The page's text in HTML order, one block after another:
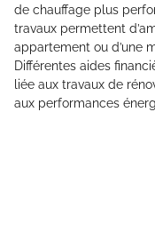
de chauffage plus
travaux permettent
appartement ou d’une
Différentes aides
liée aux travaux de
aux performances